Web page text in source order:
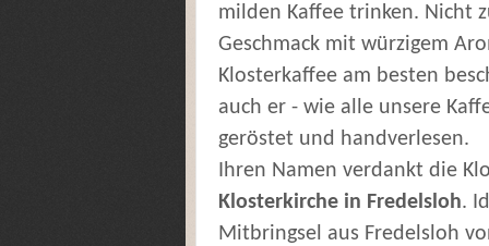
milden Kaffee trinken. Nicht
Geschmack mit würzigem
Klosterkaffee am besten
auch er - wie alle unsere
geröstet und handverlesen.
Ihren Namen verdankt die
Klosterkirche in Fredelsloh.
Mitbringsel aus Fredelsloh